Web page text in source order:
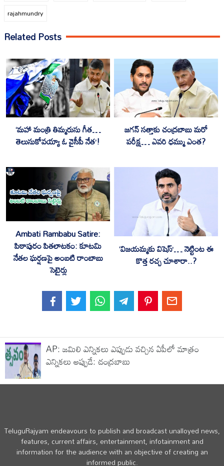
rajahmundry
Related Posts
‘మహా మంత్రి తిమ్మరుసు గీత…
తెలుసుకోవయ్యా ఓ వైసీపీ నేత’!
జగన్ సత్తాకు చంద్రబాబు మరో
పరీక్ష… ఎవరి ధమ్ము ఎంత?
Ambati Rambabu Satire:
పిఠాపురం పితలాటకం: కూటమి
నేతల ఘర్షణపై అంబటి రాంబాబు
సెటైర్లు
‘విజయమ్మకు విషెస్’… నెట్టింట ఈ
కొత్త రచ్చ చూశారా..?
AP: జమిలి ఎన్నికలు ఎప్పుడు వచ్చిన ఏపీలో మాత్రం
ఎన్నికలు అప్పుడే: చంద్రబాబు
TeluguRajyam endeavours to publish and broadcast unalloyed news,
features, current affairs, entertainment, infotainment and
information for the audience with an objective of creating an
informed public.